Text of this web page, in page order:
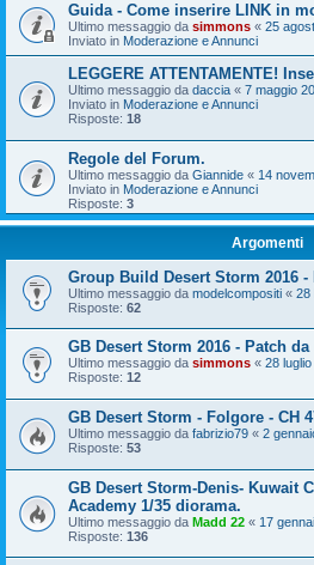
Guida - Come inserire LINK in
Ultimo messaggio da simmons « 25
Inviato in Moderazione e Annunci
LEGGERE ATTENTAMENTE!
Ultimo messaggio da daccia « 7 maggio
Inviato in Moderazione e Annunci
Risposte: 18
Regole del Forum.
Ultimo messaggio da Giannide « 14
Inviato in Moderazione e Annunci
Risposte: 3
Argomenti
Group Build Desert Storm 2016
Ultimo messaggio da modelcompositi « 28
Risposte: 62
GB Desert Storm 2016 - Patch
Ultimo messaggio da simmons « 28 luglio
Risposte: 12
GB Desert Storm - Folgore - CH
Ultimo messaggio da fabrizio79 « 2
Risposte: 53
GB Desert Storm-Denis- Kuwait
Academy 1/35 diorama.
Ultimo messaggio da Madd 22 « 17
Risposte: 136